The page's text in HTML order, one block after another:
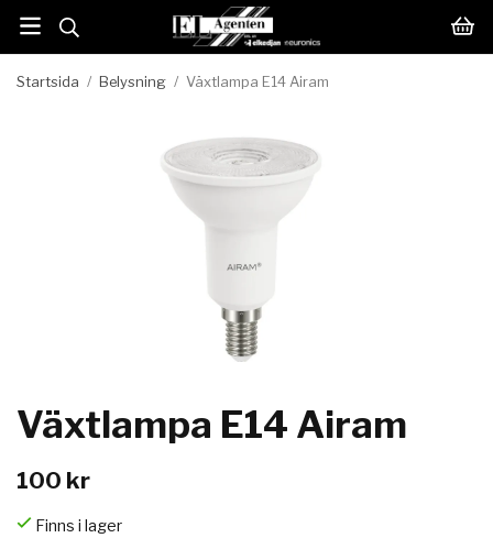
Startsida / Belysning / Växtlampa E14 Airam
Växtlampa E14 Airam
100 kr
Finns i lager